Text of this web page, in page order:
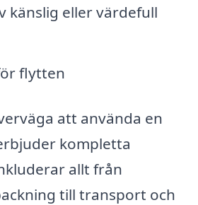
känslig eller värdefull
flytten
att använda en
kompletta
allt från
till transport och